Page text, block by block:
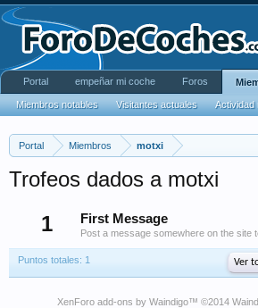
Portal Miembros motxi
Trofeos dados a motxi
1
First Message
Post a message somewhere on the site
Puntos totales: 1 Ver
XenForo add-ons by Waindigo™ ©2014
Portal empeñar mi coche Foros
Miembros notables Visitantes actuales Actividad